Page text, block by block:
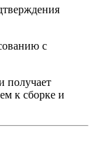
с
получает
к сборке и